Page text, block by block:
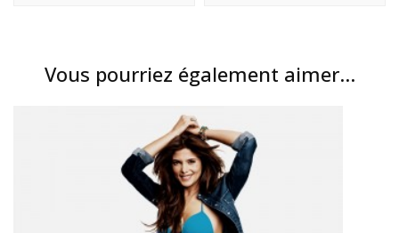
Vous pourriez également aimer...